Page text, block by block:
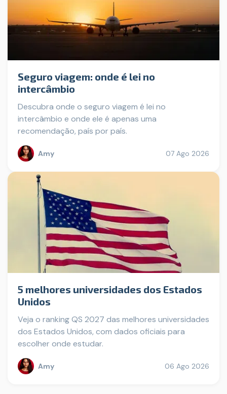
Seguro viagem: onde é lei no
intercâmbio
Descubra onde o seguro viagem é lei no
intercâmbio e onde ele é apenas uma
recomendação, país por país.
Amy 07 Ago 2026
5 melhores universidades dos Estados
Unidos
Veja o ranking QS 2027 das melhores universidades
dos Estados Unidos, com dados oficiais para
escolher onde estudar.
Amy 06 Ago 2026